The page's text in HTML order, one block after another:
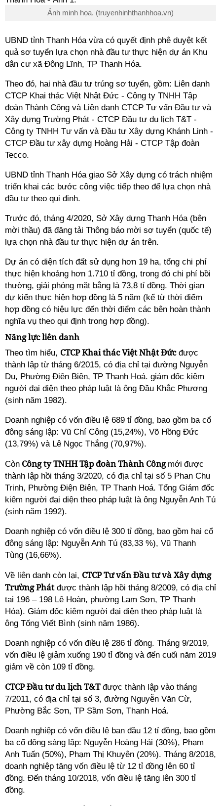
Ảnh minh họa. (truyenhinhthanhhoa.vn)
UBND tỉnh Thanh Hóa vừa có quyết định phê duyệt kết
quả sơ tuyển lựa chọn nhà đầu tư thực hiện dự án Khu
dân cư xã Đông Lĩnh, TP Thanh Hóa.
Theo đó, hai nhà đầu tư trúng sơ tuyển, gồm: Liên danh
CTCP Khai thác Việt Nhật Đức - Công ty TNHH Tập
đoàn Thành Công và Liên danh CTCP Tư vấn Đầu tư và
Xây dựng Trường Phát - CTCP Đầu tư du lịch T&T -
Công ty TNHH Tư vấn và Đầu tư Xây dựng Khánh Linh -
CTCP Đầu tư xây dựng Hoàng Hải - CTCP Tập đoàn
Tecco.
UBND tỉnh Thanh Hóa giao Sở Xây dựng có trách nhiệm
triển khai các bước công việc tiếp theo để lựa chọn nhà
đầu tư theo qui định.
Trước đó, tháng 4/2020, Sở Xây dựng Thanh Hóa (bên
mời thầu) đã đăng tải Thông báo mời sơ tuyển (quốc tế)
lựa chọn nhà đầu tư thực hiện dự án trên.
Dự án có diện tích đất sử dụng hơn 19 ha, tổng chi phí
thực hiện khoảng hơn 1.710 tỉ đồng, trong đó chi phí bồi
thường, giải phóng mặt bằng là 73,8 tỉ đồng. Thời gian
dự kiến thực hiện hợp đồng là 5 năm (kể từ thời điểm
hợp đồng có hiệu lực đến thời điểm các bên hoàn thành
nghĩa vụ theo qui định trong hợp đồng).
Năng lực liên danh
Theo tìm hiểu, CTCP Khai thác Việt Nhật Đứcđược
thành lập từ tháng 6/2015, có địa chỉ tại đường Nguyễn
Du, Phường Điện Biên, TP Thanh Hoá. giám đốc kiêm
người đại diện theo pháp luật là ông Đầu Khắc Phương
(sinh năm 1982).
Doanh nghiệp có vốn điều lệ 689 tỉ đồng, bao gồm ba cổ
đông sáng lập: Vũ Chí Công (15,24%), Võ Hồng Đức
(13,79%) và Lê Ngọc Thắng (70,97%).
Còn Công ty TNHH Tập đoàn Thành Công mới được
thành lập hồi tháng 3/2020, có địa chỉ tại số 5 Phan Chu
Trinh, Phường Điện Biên, TP Thanh Hoá. Tổng Giám đốc
kiêm người đại diện theo pháp luật là ông Nguyễn Anh Tú
(sinh năm 1992).
Doanh nghiệp có vốn điều lệ 300 tỉ đồng, bao gồm hai cổ
đông sáng lập: Nguyễn Anh Tú (83,33 %), Vũ Thanh
Tùng (16,66%).
Về liên danh còn lại, CTCP Tư vấn Đầu tư và Xây dựng
Trường Phátđược thành lập hồi tháng 8/2009, có địa chỉ
tại 196 – 198 Lê Hoàn, phường Lam Sơn, TP Thanh
Hóa). Giám đốc kiêm người đại diện theo pháp luật là
ông Tống Viết Bình (sinh năm 1986).
Doanh nghiệp có vốn điều lệ 286 tỉ đồng. Tháng 9/2019,
vốn điều lệ giảm xuống 190 tỉ đồng và đến cuối năm 2019
giảm về còn 109 tỉ đồng.
CTCP Đầu tư du lịch T&Tđược thành lập vào tháng
7/2011, có địa chỉ tại số 3, đường Nguyễn Văn Cừ,
Phường Bắc Sơn, TP Sầm Sơn, Thanh Hoá.
Doanh nghiệp có vốn điều lệ ban đầu 12 tỉ đồng, bao gồm
ba cổ đông sáng lập: Nguyễn Hoàng Hải (30%), Phạm
Anh Tuấn (50%), Phạm Thị Khuyên (20%). Tháng 8/2018,
doanh nghiệp tăng vốn điều lệ từ 12 tỉ đồng lên 60 tỉ
đồng. Đến tháng 10/2018, vốn điều lệ tăng lên 300 tỉ
đồng.